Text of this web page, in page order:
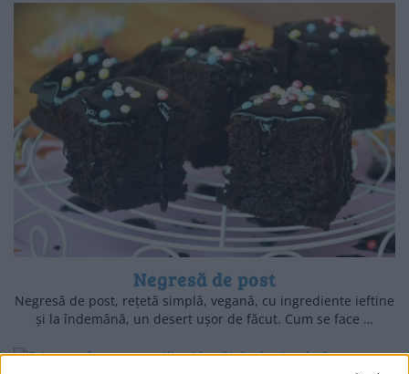
Negresă de post
Negresă de post, rețetă simplă, vegană, cu ingrediente ieftine
și la îndemână, un desert ușor de făcut. Cum se face …